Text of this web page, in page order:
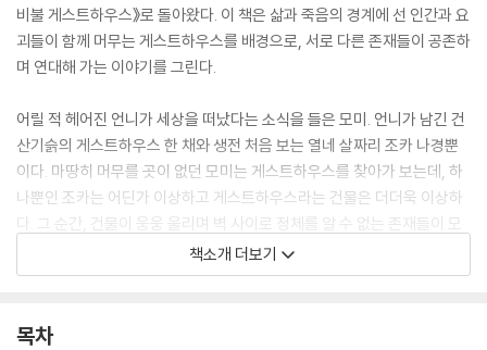
비불 게스트하우스》로 돌아왔다. 이 책은 삶과 죽음의 경계에 선 인간과 요
괴들이 함께 머무는 게스트하우스를 배경으로, 서로 다른 존재들이 공존하
며 연대해 가는 이야기를 그린다.
어릴 적 헤어진 언니가 세상을 떠났다는 소식을 들은 모미. 언니가 남긴 건
산기슭의 게스트하우스 한 채와 생전 처음 보는 열네 살짜리 조카 나경뿐
이다. 마땅히 머무를 곳이 없던 모미는 게스트하우스를 찾아가 보는데, 하
나뿐인 조카는 어딘가 이상하고 게스트하우스라는 건물은 더더욱 이상하
다. 그 순간, 건물이 웅웅 울리며 벽 사이로 정체를 알 수 없는 존재들이 모
괴들이지만, 가끔 죽음을 안고 사는 사람들도 이곳을 찾는다. 180일 동안
책소개 더보기
목차